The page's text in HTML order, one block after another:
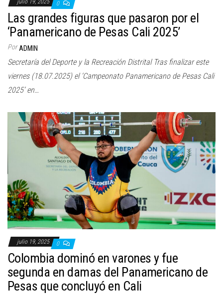
0
Las grandes figuras que pasaron por el
‘Panamericano de Pesas Cali 2025’
Por ADMIN
Secretaría del Deporte y la Recreación Distrital Tras finalizar este
viernes (18.07.2025) el ‘Campeonato Panamericano de Pesas Cali
2025’ en…
julio 19, 2025 0
Colombia dominó en varones y fue
segunda en damas del Panamericano de
Pesas que concluyó en Cali